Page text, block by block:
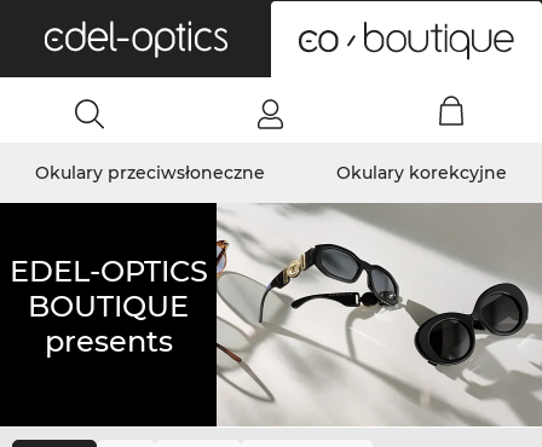
Okulary przeciwsłoneczne Okulary korekcyjne
EDEL-OPTICS
BOUTIQUE
presents